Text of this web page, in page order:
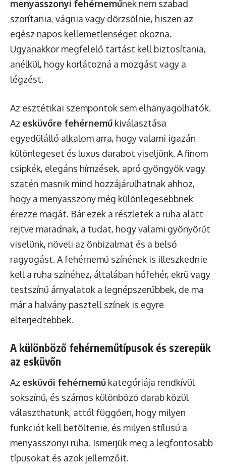
menyasszonyi fehérneműnek nem szabad
szorítania, vágnia vagy dörzsölnie, hiszen az
egész napos kellemetlenséget okozna.
Ugyanakkor megfelelő tartást kell biztosítania,
anélkül, hogy korlátozná a mozgást vagy a
légzést.
Az esztétikai szempontok sem elhanyagolhatók.
Az esküvőre fehérnemű kiválasztása
egyedülálló alkalom arra, hogy valami igazán
különlegeset és luxus darabot viseljünk. A finom
csipkék, elegáns hímzések, apró gyöngyök vagy
szatén masnik mind hozzájárulhatnak ahhoz,
hogy a menyasszony még különlegesebbnek
érezze magát. Bár ezek a részletek a ruha alatt
rejtve maradnak, a tudat, hogy valami gyönyörűt
viselünk, növeli az önbizalmat és a belső
ragyogást. A fehérnemű színének is illeszkednie
kell a ruha színéhez, általában hófehér, ekrü vagy
testszínű árnyalatok a legnépszerűbbek, de ma
már a halvány pasztell színek is egyre
elterjedtebbek.
A különböző fehérneműtípusok és szerepük
az esküvőn
Az esküvői fehérnemű kategóriája rendkívül
sokszínű, és számos különböző darab közül
választhatunk, attól függően, hogy milyen
funkciót kell betöltenie, és milyen stílusú a
menyasszonyi ruha. Ismerjük meg a legfontosabb
típusokat és azok jellemzőit.